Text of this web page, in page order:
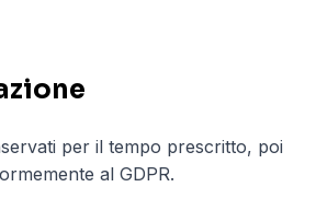
per il tempo prescritto, poi
al GDPR.